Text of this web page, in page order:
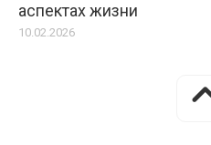
аспектах жизни
10.02.2026